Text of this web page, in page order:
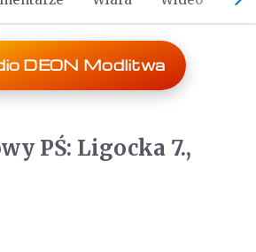
DEON Modlitwa
PŚ: Ligocka 7.,